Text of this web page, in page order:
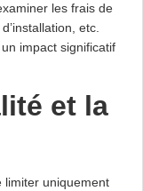
les frais de
etc.
impact significatif
et la
limiter uniquement